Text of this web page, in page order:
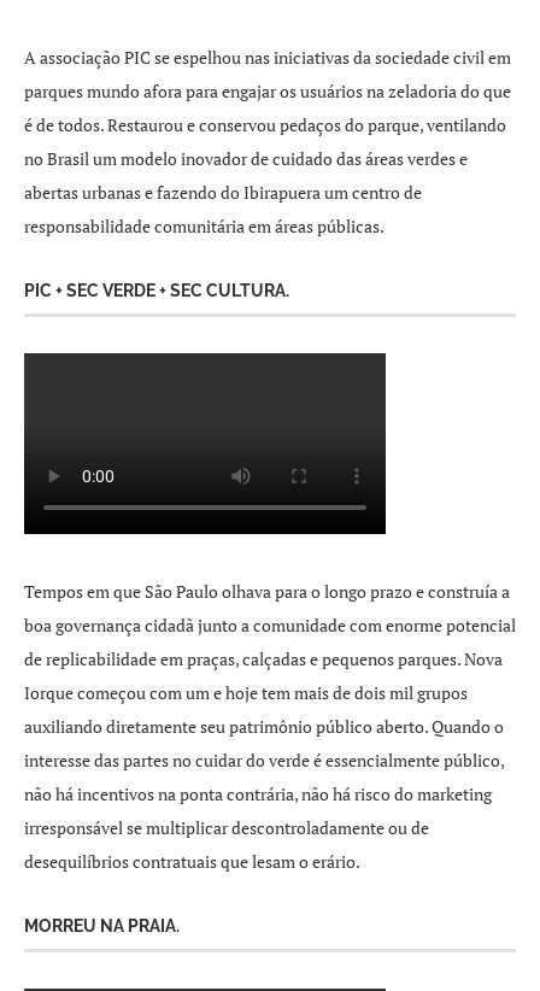
A associação PIC se espelhou nas iniciativas da sociedade civil em
parques mundo afora para engajar os usuários na zeladoria do que
é de todos. Restaurou e conservou pedaços do parque, ventilando
no Brasil um modelo inovador de cuidado das áreas verdes e
abertas urbanas e fazendo do Ibirapuera um centro de
responsabilidade comunitária em áreas públicas.
PIC + SEC VERDE + SEC CULTURA.
Tempos em que São Paulo olhava para o longo prazo e construía a
boa governança cidadã junto a comunidade com enorme potencial
de replicabilidade em praças, calçadas e pequenos parques. Nova
Iorque começou com um e hoje tem mais de dois mil grupos
auxiliando diretamente seu patrimônio público aberto. Quando o
interesse das partes no cuidar do verde é essencialmente público,
não há incentivos na ponta contrária, não há risco do marketing
irresponsável se multiplicar descontroladamente ou de
desequilíbrios contratuais que lesam o erário.
MORREU NA PRAIA.